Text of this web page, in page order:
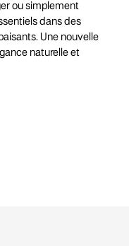
ou simplement
dans des
Une nouvelle
naturelle et